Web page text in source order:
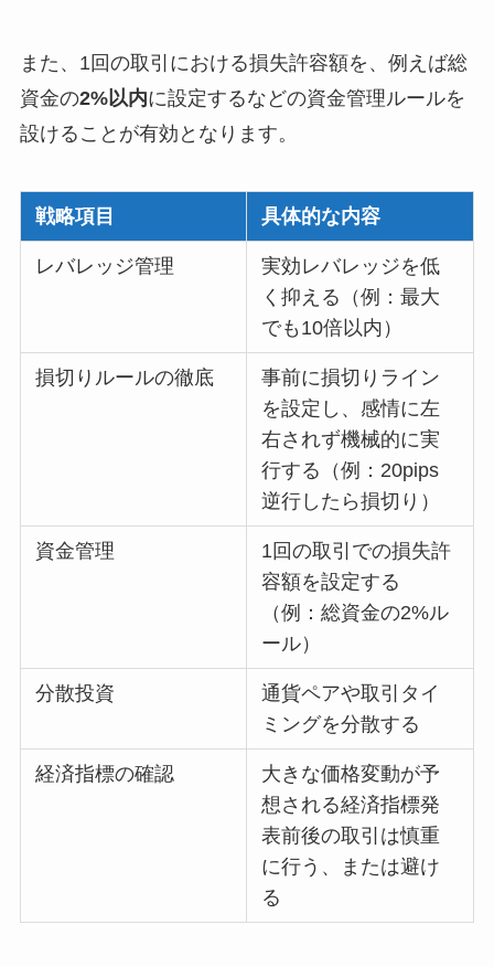
また、1回の取引における損失許容額を、例えば総
資金の2%以内に設定するなどの資金管理ルールを
設けることが有効となります。
戦略項目 具体的な内容
レバレッジ管理
実効レバレッジを低
く抑える（例：最大
でも10倍以内）
損切りルールの徹底
事前に損切りライン
を設定し、感情に左
右されず機械的に実
行する（例：20pips
逆行したら損切り）
資金管理
1回の取引での損失許
容額を設定する
（例：総資金の2%ル
ール）
分散投資
通貨ペアや取引タイ
ミングを分散する
経済指標の確認
大きな価格変動が予
想される経済指標発
表前後の取引は慎重
に行う、または避け
る